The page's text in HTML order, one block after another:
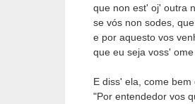
que non est' oj' outra
se vós non sodes,
e por aquesto vos
que eu seja
E diss' ela, come bem
"Por entendedor vos